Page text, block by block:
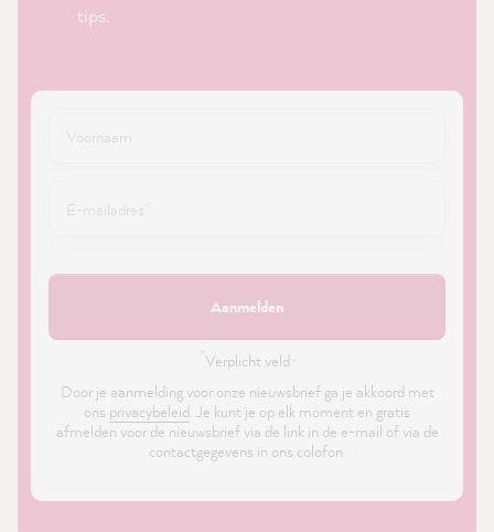
tips.
Aanmelden
Verplicht veld ·
Door je aanmelding voor onze nieuwsbrief ga je akkoord met
ons privacybeleid. Je kunt je op elk moment en gratis
afmelden voor de nieuwsbrief via de link in de e-mail of via de
contactgegevens in ons colofon.